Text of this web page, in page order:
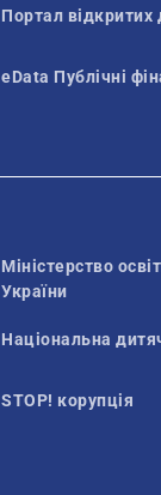
Портал відкритих
eData Публічні
Міністерство
України
Національна
STOP! корупція